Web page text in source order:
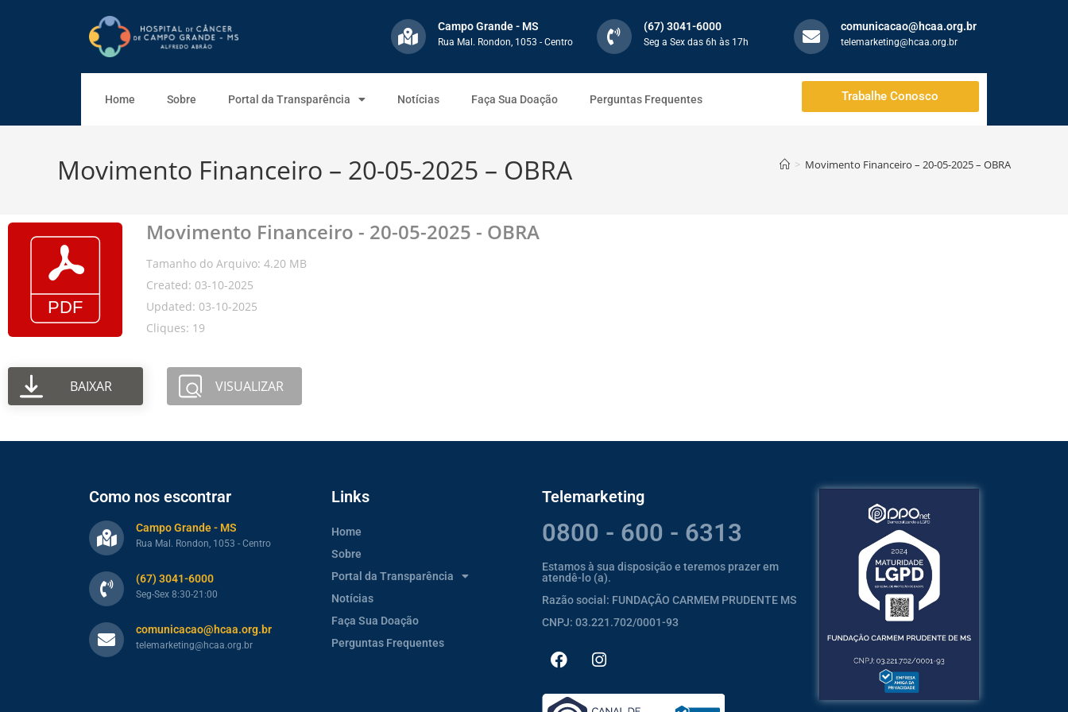
Campo Grande - MS
Rua Mal. Rondon, 1053 - Centro
(67) 3041-6000
Seg a Sex das 6h às 17h
comunicacao@hcaa.org.br
telemarketing@hcaa.org.br
Home Sobre Portal da Transparência Notícias Faça Sua Doação Perguntas Frequentes Trabalhe Conosco
Movimento Financeiro – 20-05-2025 – OBRA > Movimento Financeiro – 20-05-2025 – OBRA
Movimento Financeiro - 20-05-2025 - OBRA
Tamanho do Arquivo: 4.20 MB
Created: 03-10-2025
Updated: 03-10-2025
Cliques: 19
BAIXAR VISUALIZAR
Como nos escontrar
Campo Grande - MS
Rua Mal. Rondon, 1053 - Centro
(67) 3041-6000
Seg-Sex 8:30-21:00
comunicacao@hcaa.org.br
telemarketing@hcaa.org.br
Links
Home
Sobre
Portal da Transparência
Notícias
Faça Sua Doação
Perguntas Frequentes
Telemarketing
0800 - 600 - 6313
Estamos à sua disposição e teremos prazer em
atendê-lo (a).
Razão social: FUNDAÇÃO CARMEM PRUDENTE MS
CNPJ: 03.221.702/0001-93